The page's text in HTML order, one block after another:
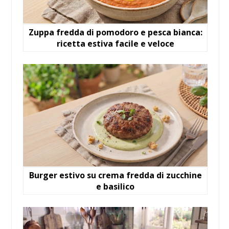
Zuppa fredda di pomodoro e pesca bianca:
ricetta estiva facile e veloce
Burger estivo su crema fredda di zucchine
e basilico